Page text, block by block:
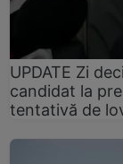
UPDATE Zi
candidat la
tentativă de